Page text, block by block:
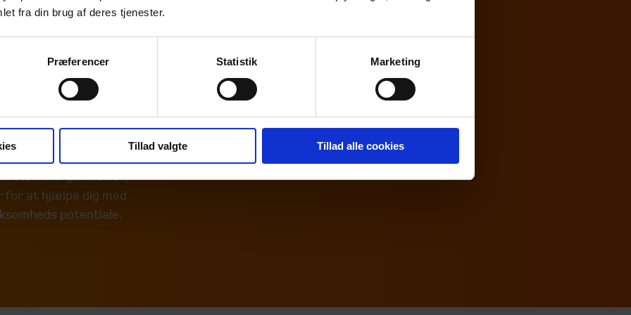
fra din brug af deres tjenester.
Præferencer Statistik Marketing
Tillad valgte Tillad alle cookies
og
virksomhed er unik,
imødekomme dine
i Vejle kombineret
netværk af
for din økonomiske
iværksætter, en
større organisation,
for at hjælpe dig med
potentiale.